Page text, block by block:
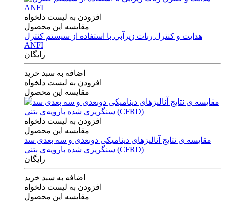
افزودن به لیست دلخواه
مقایسه این محصول
هدايت و كنترل ربات زيرآبي با استفاده از سيستم كنترل
ANFI
رایگان
اضافه به سبد خرید
افزودن به لیست دلخواه
مقایسه این محصول
افزودن به لیست دلخواه
مقایسه این محصول
مقایسه ی‌ نتایج آنالیزهای‌ دینامیکی‌ دوبعدی‌ و‌ سه بعدی‌ سد
سنگریزی‌ شده با‌رویه‌ی‌ بتنی‌ (CFRD)
رایگان
اضافه به سبد خرید
افزودن به لیست دلخواه
مقایسه این محصول